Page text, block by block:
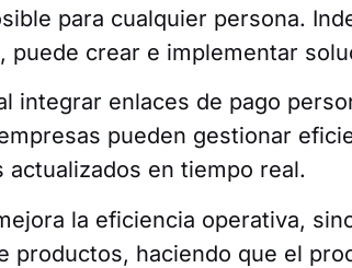
para cualquier persona.
puede crear e implementar
integrar enlaces de pago
pueden gestionar
actualizados en tiempo real.
la eficiencia operativa,
productos, haciendo que el